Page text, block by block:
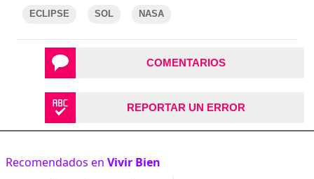
ECLIPSE SOL NASA
COMENTARIOS
REPORTAR UN ERROR
Recomendados en Vivir Bien